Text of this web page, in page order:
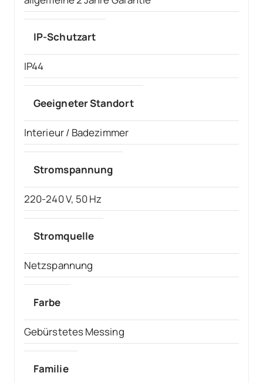
IP-Schutzart
IP44
Geeigneter Standort
Interieur / Badezimmer
Stromspannung
220-240 V, 50 Hz
Stromquelle
Netzspannung
Farbe
Gebürstetes Messing
Familie